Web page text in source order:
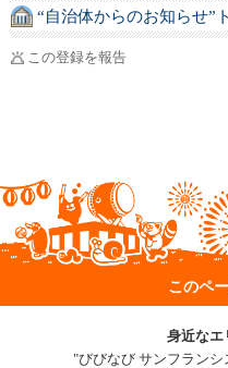
“自治体からのお知らせ”
この登録を報告
このペ
身近なエ
"びびなび サンフラン